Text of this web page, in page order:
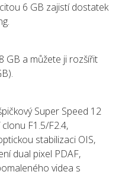
6 GB zajistí dostatek
GB a můžete ji rozšířit
Super Speed 12
F1.5/F2.4,
stabilizaci OIS,
dual pixel PDAF,
videa s